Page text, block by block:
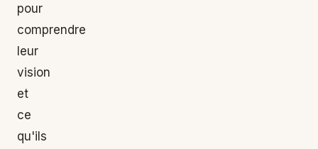
pour
comprendre
leur
vision
et
ce
qu'ils